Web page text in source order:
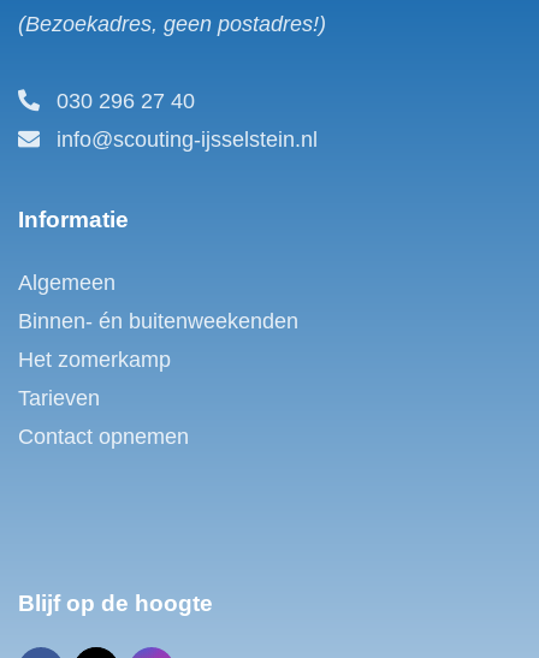
(Bezoekadres, geen postadres!)
030 296 27 40
info@scouting-ijsselstein.nl
Informatie
Algemeen
Binnen- én buitenweekenden
Het zomerkamp
Tarieven
Contact opnemen
Blijf op de hoogte